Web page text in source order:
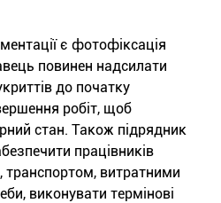
є фотофіксація
повинен надсилати
до початку
робіт, щоб
стан. Також підрядник
працівників
транспортом, витратними
виконувати термінові